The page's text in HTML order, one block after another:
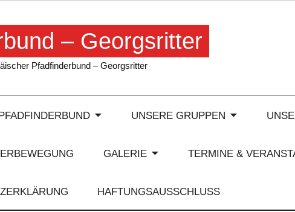
– Georgsritter
Pfadfinderbund – Georgsritter
UNSERE GRUPPEN
GALERIE TERMINE &
HAFTUNGSAUSSCHLUSS